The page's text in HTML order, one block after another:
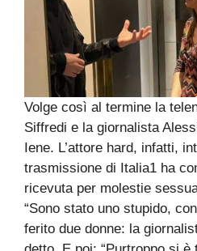
Volge così al termine la
Siffredi e la giornalista
Iene. L’attore hard, infatti,
trasmissione di Italia1 ha
ricevuta per molestie
“Sono stato uno stupido,
ferito due donne: la